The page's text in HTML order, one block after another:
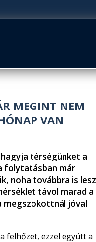
MEGINT NEM
VAN
térségünket a
folytatásban már
noha továbbra is lesz
távol marad a
jóval
felhőzet, ezzel együtt a